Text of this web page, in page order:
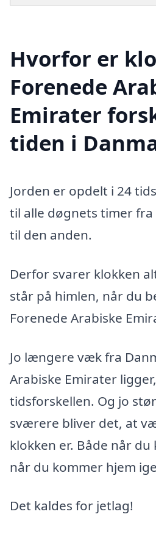
Hvorfor er
Forenede
Emirater
tiden i
Jorden er opdelt i 24
til alle døgnets timer
til den anden.
Derfor svarer klokken
står på himlen, når du
Forenede Arabiske
Jo længere væk fra
Arabiske Emirater
tidsforskellen. Og jo
sværere bliver det, at
klokken er. Både når
når du kommer hjem
Det kaldes for jetlag!